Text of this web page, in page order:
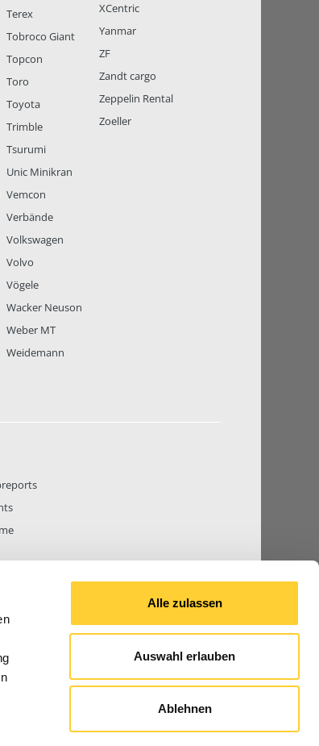
Alle zulassen
Auswahl erlauben
Ablehnen
Terex
Tobroco Giant
Topcon
Toro
Toyota
Trimble
Tsurumi
Unic Minikran
Vemcon
Verbände
Volkswagen
Volvo
Vögele
Wacker Neuson
Weber MT
Weidemann
XCentric
Yanmar
ZF
Zandt cargo
Zeppelin Rental
Zoeller
BEITRÄGE GESAMT842.654
© 2026 Bauforum24.biz